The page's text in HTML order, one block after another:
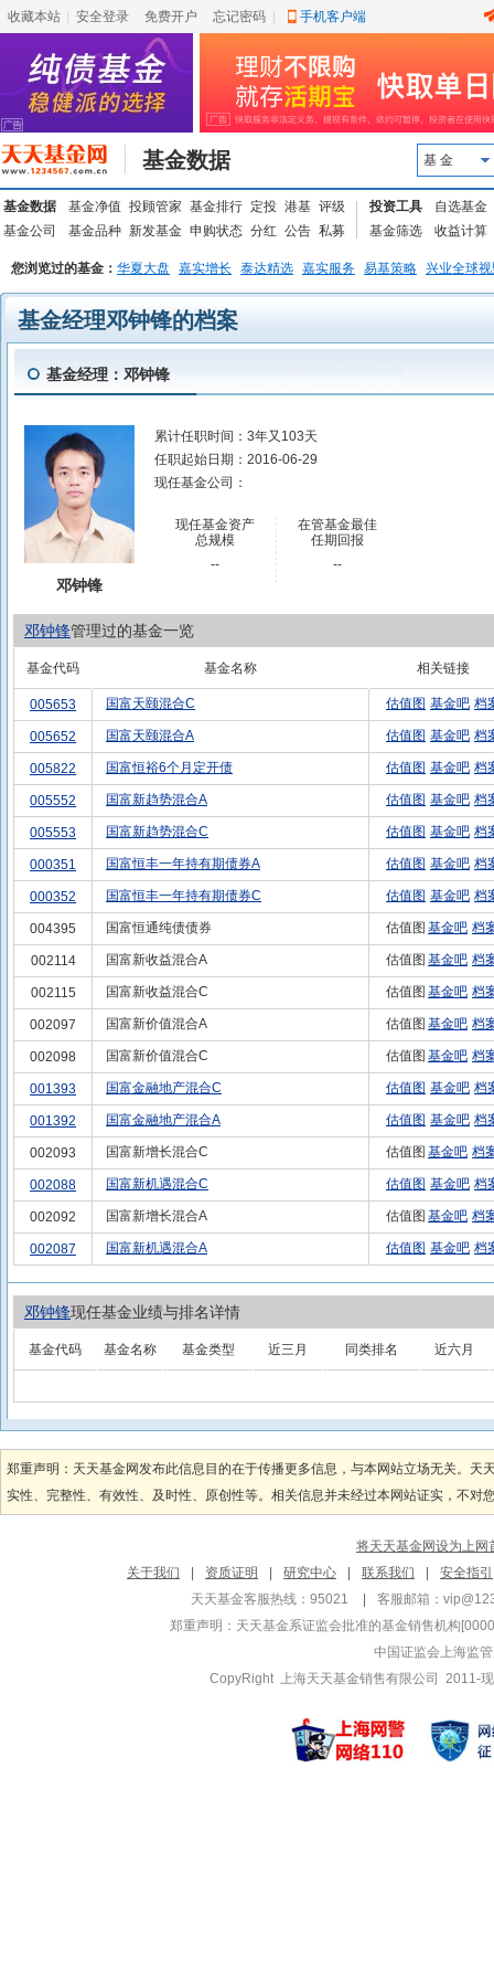
收藏本站 安全登录 免费开户 忘记密码 手机客户端
基金数据 基 金
基金数据 基金净值 投顾管家 基金排行 定投 港基 评级
基金公司
基金品种 新发基金 申购状态 分红 公告 私募
投资工具
自选基金
基金筛选
收益计算
您浏览过的基金： 华夏大盘 嘉实增长 泰达精选 嘉实服务 易基策略 兴业全球
基金经理邓钟锋的档案
基金经理：邓钟锋
邓钟锋
累计任职时间： 3年又103天
任职起始日期： 2016-06-29
现任基金公司：
现任基金资产
总规模
--
在管基金最佳
任期回报
--
邓钟锋管理过的基金一览
基金代码 基金名称 相关链接
005653 国富天颐混合C 估值图 基金吧 档
005652 国富天颐混合A 估值图 基金吧 档
005822 国富恒裕6个月定开债 估值图 基金吧 档
005552 国富新趋势混合A 估值图 基金吧 档
005553 国富新趋势混合C 估值图 基金吧 档
000351 国富恒丰一年持有期债券A 估值图 基金吧 档
000352 国富恒丰一年持有期债券C 估值图 基金吧 档
004395 国富恒通纯债债券 估值图 基金吧 档
002114 国富新收益混合A 估值图 基金吧 档
002115 国富新收益混合C 估值图 基金吧 档
002097 国富新价值混合A 估值图 基金吧 档
002098 国富新价值混合C 估值图 基金吧 档
001393 国富金融地产混合C 估值图 基金吧 档
001392 国富金融地产混合A 估值图 基金吧 档
002093 国富新增长混合C 估值图 基金吧 档
002088 国富新机遇混合C 估值图 基金吧 档
002092 国富新增长混合A 估值图 基金吧 档
002087 国富新机遇混合A 估值图 基金吧 档
邓钟锋现任基金业绩与排名详情
基金代码 基金名称 基金类型 近三月 同类排名 近六月
郑重声明：天天基金网发布此信息目的在于传播更多信息，与本网站立场无关。
实性、完整性、有效性、及时性、原创性等。相关信息并未经过本网站证实，不
将天天基金网设为上网
关于我们
资质证明 研究中心 联系我们
安全指引
天天基金客服热线：95021
客服邮箱：
郑重声明： 天天基金系证监会批准的基金销售机构
中国证监会上海监
CopyRight 上海天天基金销售有限公司 2011-